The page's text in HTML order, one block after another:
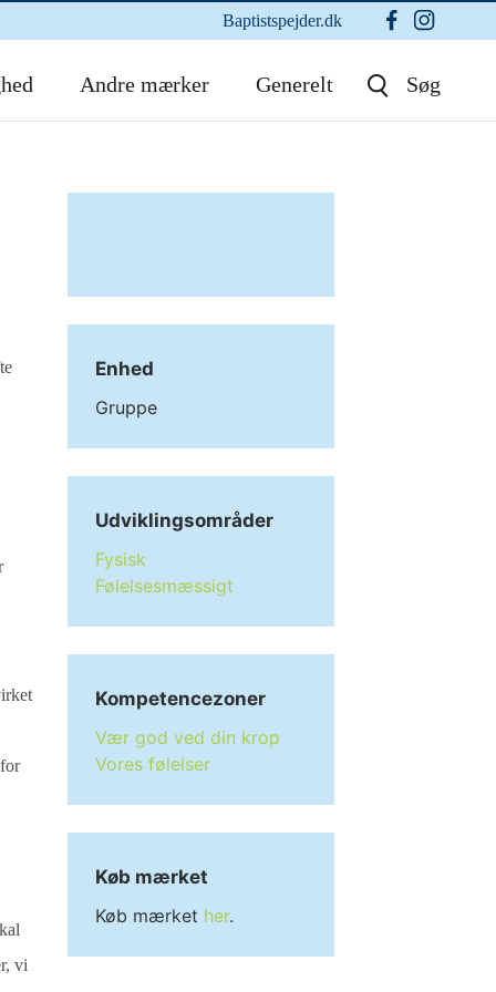
Baptistspejder.dk
Søg
Andre mærker Generelt
vi
Enhed
Gruppe
Udviklingsområder
Fysisk
Følelsesmæssigt
Kompetencezoner
Vær god ved din krop
Vores følelser
Køb mærket
Køb mærket her.